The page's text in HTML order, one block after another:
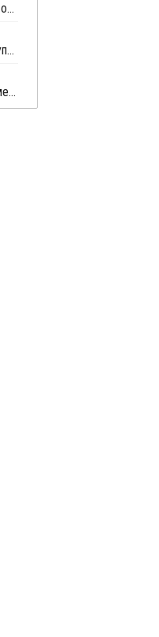
Импортозамещение строительной области в России превышает 98%
"Росатом" включил полиэтиленовые трубы Группы ПОЛИПЛАСТИК в Реестр инноваций
Выпуск базовых полимеров в России за пять месяцев вырос на 3,8%